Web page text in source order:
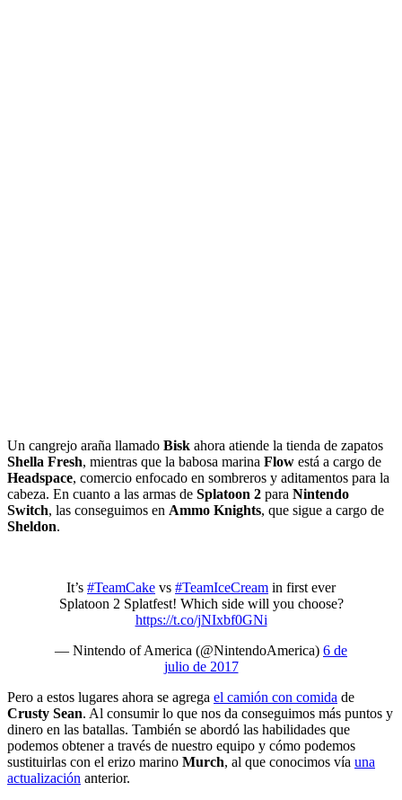
Un cangrejo araña llamado Bisk ahora atiende la tienda de zapatos
Shella Fresh, mientras que la babosa marina Flow está a cargo de
Headspace, comercio enfocado en sombreros y aditamentos para la
cabeza. En cuanto a las armas de Splatoon 2 para Nintendo
Switch, las conseguimos en Ammo Knights, que sigue a cargo de
Sheldon.
It’s #TeamCake vs #TeamIceCream in first ever
Splatoon 2 Splatfest! Which side will you choose?
https://t.co/jNIxbf0GNi
— Nintendo of America (@NintendoAmerica) 6 de
julio de 2017
Pero a estos lugares ahora se agrega el camión con comida de
Crusty Sean. Al consumir lo que nos da conseguimos más puntos y
dinero en las batallas. También se abordó las habilidades que
podemos obtener a través de nuestro equipo y cómo podemos
sustituirlas con el erizo marino Murch, al que conocimos vía una
actualización anterior.